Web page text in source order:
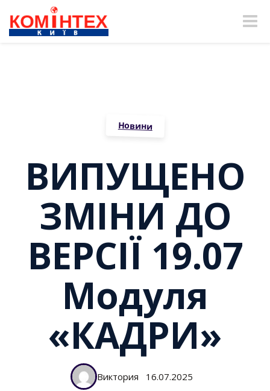
Toggle
Новини
ВИПУЩЕНО
ЗМІНИ ДО
ВЕРСІЇ 19.07
Модуля
«КАДРИ»
Виктория 16.07.2025